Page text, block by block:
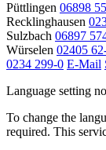
Püttlingen 06898
Recklinghausen
Sulzbach 06897
Würselen 02405
0234 299-0 E-Mail
Language setting
To change the
required. This